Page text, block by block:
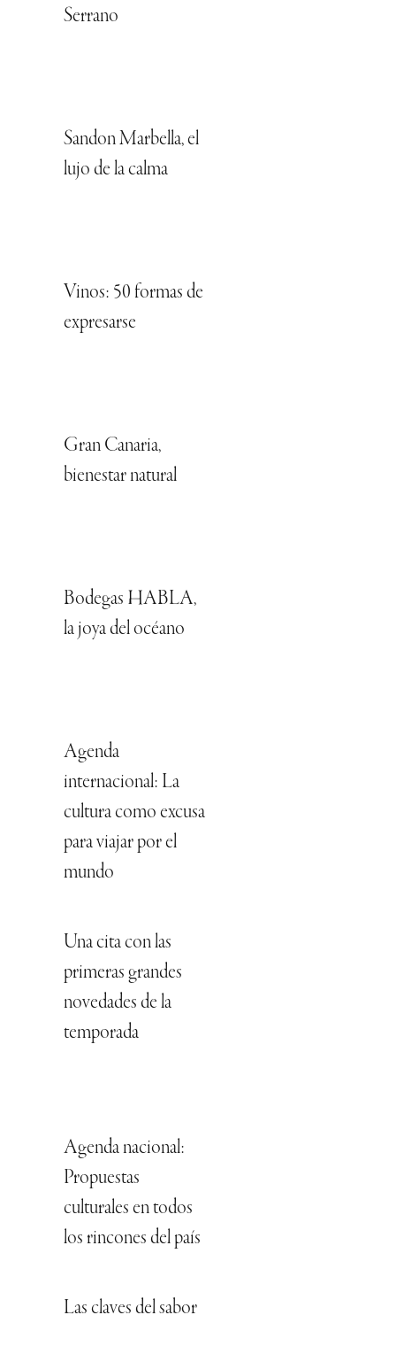
Serrano
Sandon Marbella, el
lujo de la calma
Vinos: 50 formas de
expresarse
Gran Canaria,
bienestar natural
Bodegas HABLA,
la joya del océano
Agenda
internacional: La
cultura como excusa
para viajar por el
mundo
Una cita con las
primeras grandes
novedades de la
temporada
Agenda nacional:
Propuestas
culturales en todos
los rincones del país
Las claves del sabor